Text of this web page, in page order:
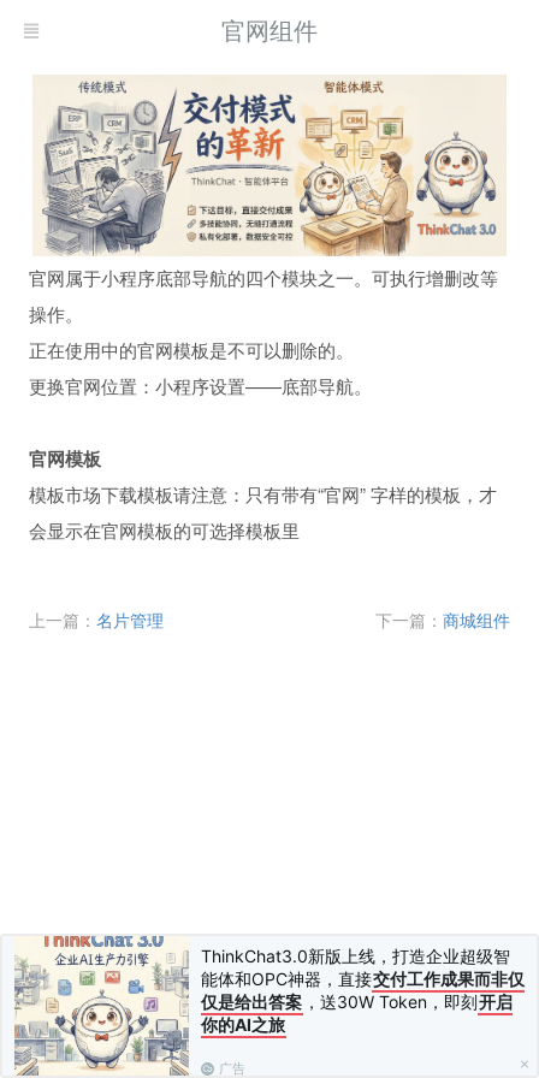
ThinkChat3.0新版上线，打造企业超级智
能体和OPC神器，直接交付工作成果而非仅
仅是给出答案 ，送30W Token，即刻开启
你的AI之旅
广告
官网组件
官网属于小程序底部导航的四个模块之一。可执行增删改等
操作。
正在使用中的官网模板是不可以删除的。
更换官网位置：小程序设置——底部导航。
官网模板
模板市场下载模板请注意：只有带有“官网” 字样的模板，才
会显示在官网模板的可选择模板里
上一篇： 名片管理 下一篇： 商城组件